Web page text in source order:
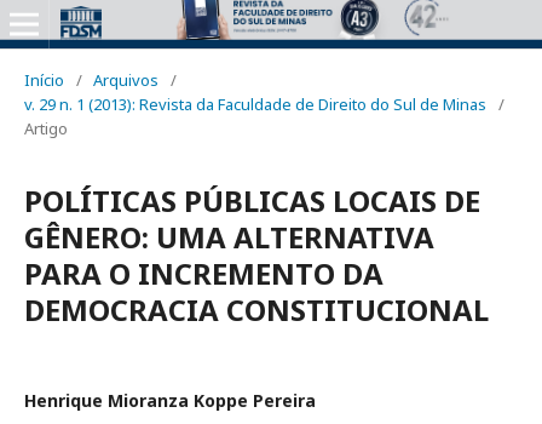
Início / Arquivos
/
v. 29 n. 1 (2013): Revista da Faculdade de Direito do Sul de Minas
/
Artigo
POLÍTICAS PÚBLICAS LOCAIS DE
GÊNERO: UMA ALTERNATIVA
PARA O INCREMENTO DA
DEMOCRACIA CONSTITUCIONAL
Henrique Mioranza Koppe Pereira